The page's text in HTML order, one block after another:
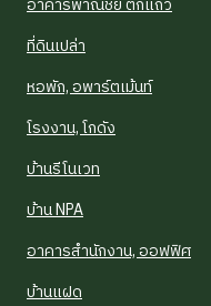
ที่ดินเปล่า
หอพัก, อพาร์ตเม้นท์
โรงงาน, โกดัง
บ้านรีโนเวท
บ้าน NPA
อาคารสำนักงาน, ออฟฟิศ
บ้านแฝด